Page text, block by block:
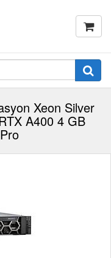
Xeon Silver
A400 4 GB